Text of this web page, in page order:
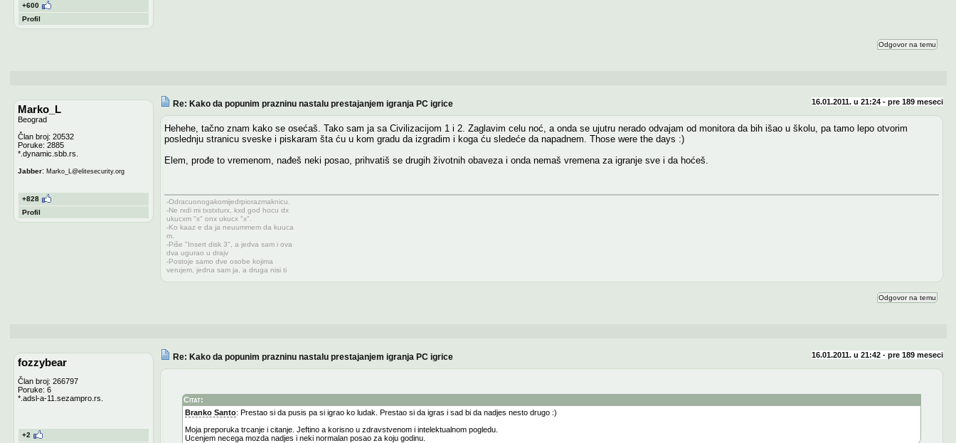
+600
Profil
Odgovor na temu
Marko_L
Beograd
Član broj: 20532
Poruke: 2885
*.dynamic.sbb.rs.
Jabber: Marko_L @elitesecurity.org
+828
Profil
Re: Kako da popunim prazninu nastalu prestajanjem igranja PC igrice 16.01.2011. u 21:24 - pre 189 meseci
Hehehe, tačno znam kako se osećaš. Tako sam ja sa Civilizacijom 1 i 2. Zaglavim celu noć, a onda se ujutru nerado odvajam od monitora da bih išao u školu, pa tamo lepo otvorim
poslednju stranicu sveske i piskaram šta ću u kom gradu da izgradim i koga ću sledeće da napadnem. Those were the days :)
Elem, prođe to vremenom, nađeš neki posao, prihvatiš se drugih životnih obaveza i onda nemaš vremena za igranje sve i da hoćeš.
-Odracuonogakomijedrpiorazmaknicu.
-Ne rxdi mi txstxturx, kxd god hocu dx
ukucxm "x" onx ukucx "x".
-Ko kaaz e da ja neuummem da kuuca
m.
-Piše "Insert disk 3", a jedva sam i ova
dva ugurao u drajv
-Postoje samo dve osobe kojima
verujem, jedna sam ja, a druga nisi ti
Odgovor na temu
fozzybear
Član broj: 266797
Poruke: 6
*.adsl-a-11.sezampro.rs.
+2
Re: Kako da popunim prazninu nastalu prestajanjem igranja PC igrice 16.01.2011. u 21:42 - pre 189 meseci
Citat:
Branko Santo: Prestao si da pusis pa si igrao ko ludak. Prestao si da igras i sad bi da nadjes nesto drugo :)
Moja preporuka trcanje i citanje. Jeftino a korisno u zdravstvenom i intelektualnom pogledu.
Ucenjem necega mozda nadjes i neki normalan posao za koju godinu.